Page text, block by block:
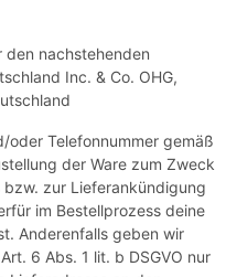
den nachstehenden
Inc. & Co. OHG,
oder Telefonnummer gemäß
der Ware zum Zweck
zur Lieferankündigung
im Bestellprozess deine
Anderenfalls geben wir
6 Abs. 1 lit. b DSGVO nur